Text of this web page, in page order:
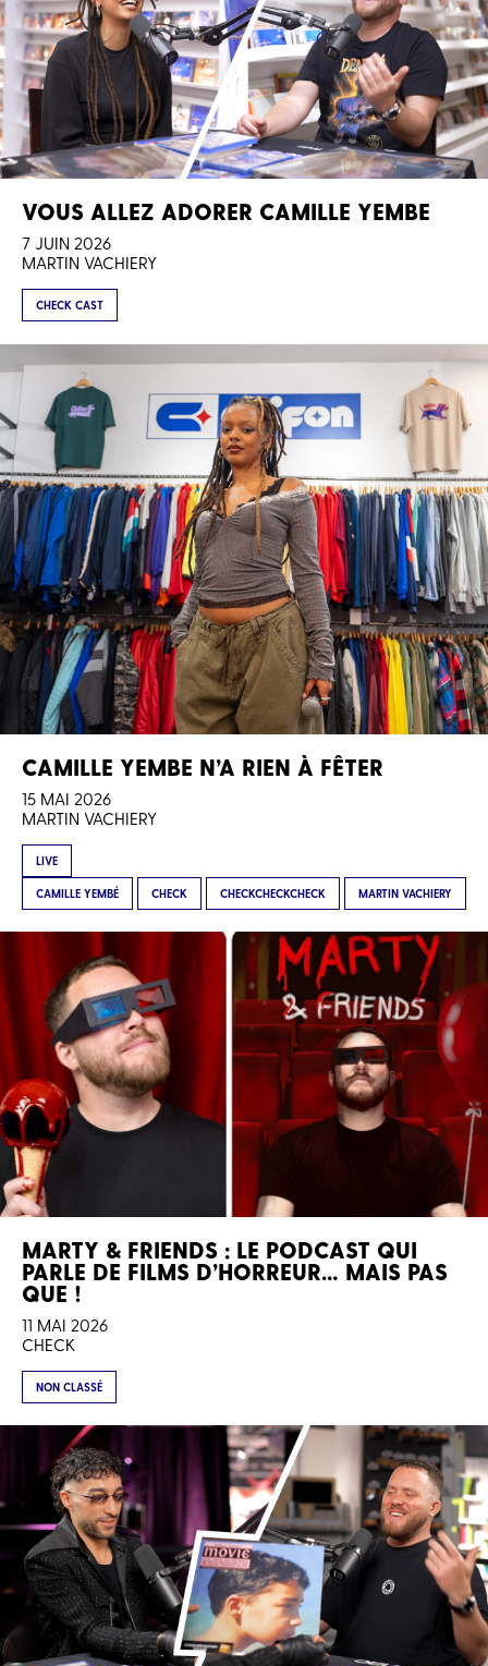
VOUS ALLEZ ADORER CAMILLE YEMBE
7 JUIN 2026
MARTIN VACHIERY
CHECK CAST
CAMILLE YEMBE N’A RIEN À FÊTER
15 MAI 2026
MARTIN VACHIERY
LIVE
CAMILLE YEMBÉ CHECK CHECKCHECKCHECK MARTIN VACHIERY
MARTY & FRIENDS : LE PODCAST QUI
PARLE DE FILMS D’HORREUR… MAIS PAS
QUE !
11 MAI 2026
CHECK
NON CLASSÉ